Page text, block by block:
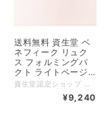
送料無料 資生堂 ベ
ネフィーク リュク
ス フォルミングパ
クト ライトベージ
ュ レフィル 資生堂
ップ（製品コード
¥9,240